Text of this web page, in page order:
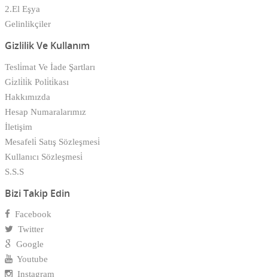
2.El Eşya
Gelinlikçiler
Gizlilik Ve Kullanım
Tesli̇mat Ve İade Şartları
Gi̇zli̇li̇k Poli̇ti̇kası
Hakkımızda
Hesap Numaralarımız
İletişim
Mesafeli̇ Satış Sözleşmesi̇
Kullanıcı Sözleşmesi̇
S.S.S
Bizi Takip Edin
Facebook
Twitter
Google
Youtube
Instagram